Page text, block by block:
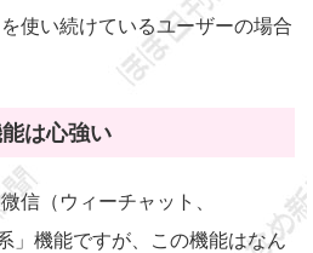
使い続けているユーザーの場合
は心強い
信（ウィーチャット、
」機能ですが、この機能はなん